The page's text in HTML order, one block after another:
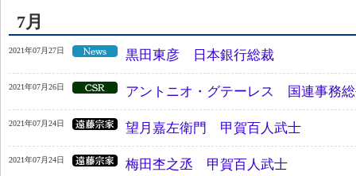
7月
2021年07月27日 黒田東彦 日本銀行総裁
2021年07月26日 アントニオ・グテーレス 国連事務
2021年07月24日 望月嘉左衛門 甲賀百人武士
2021年07月24日 梅田杢之丞 甲賀百人武士